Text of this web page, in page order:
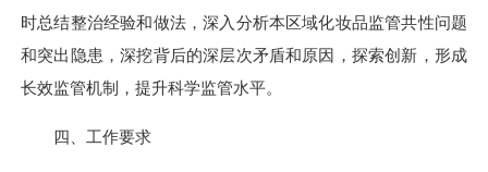
时总结整治经验和做法，深入分析本区域化妆品监管共性问题
和突出隐患，深挖背后的深层次矛盾和原因，探索创新，形成
长效监管机制，提升科学监管水平。
四、工作要求